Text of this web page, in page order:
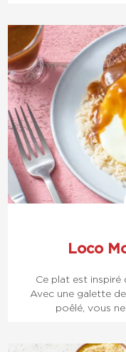
Loco
Ce plat est inspiré
Avec une galette
poêlé, vous